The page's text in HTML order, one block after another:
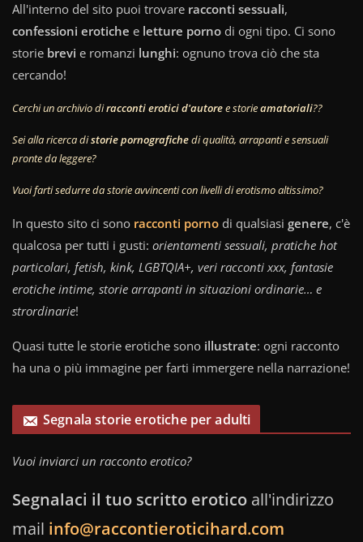
All'interno del sito puoi trovare racconti sessuali,
confessioni erotiche e letture porno di ogni tipo. Ci sono
storie brevi e romanzi lunghi: ognuno trova ciò che sta
cercando!
Cerchi un archivio diracconti erotici d'autoree storieamatoriali??
Sei alla ricerca distorie pornografichedi qualità, arrapanti e sensuali
pronte da leggere?
Vuoi farti sedurre da storie avvincenti con livelli di erotismo altissimo?
In questo sito ci sono racconti porno di qualsiasi genere, c'è
qualcosa per tutti i gusti: orientamenti sessuali, pratiche hot
particolari, fetish, kink, LGBTQIA+, veri racconti xxx, fantasie
erotiche intime, storie arrapanti in situazioni ordinarie… e
strordinarie!
Quasi tutte le storie erotiche sono illustrate: ogni racconto
ha una o più immagine per farti immergere nella narrazione!
Segnala storie erotiche per adulti
Vuoi inviarci un racconto erotico?
Segnalaci il tuo scritto erotico all'indirizzo
mail info@raccontieroticihard.com